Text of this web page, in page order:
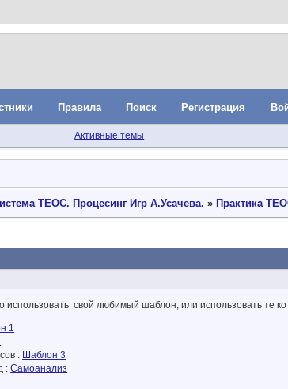
Правила Поиск Регистрация
Активные темы
ТЕОС. Процесинг Игр А.Усачева. » Практика
использовать свой любимый шаблон, или использовать те
1
: Шаблон 3
:Самоанализ